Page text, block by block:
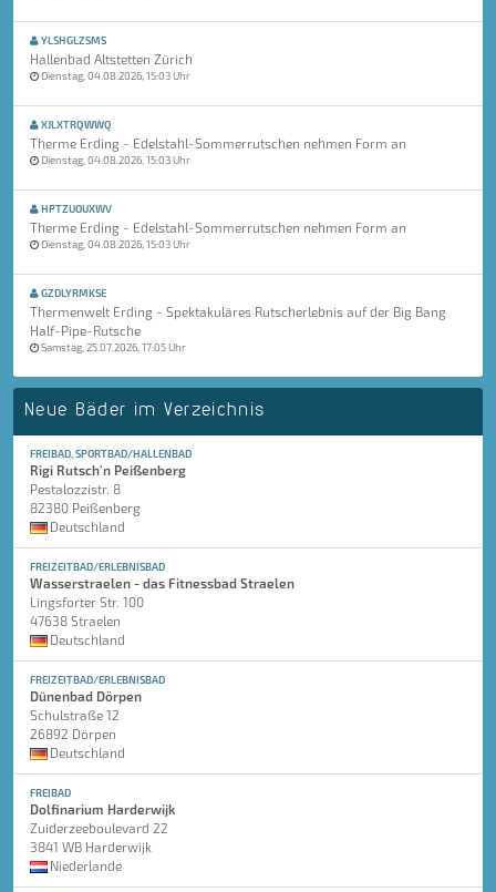
YLSHGLZSMS
Hallenbad Altstetten Zürich
Dienstag, 04.08.2026, 15:03 Uhr
XJLXTRQWWQ
Therme Erding - Edelstahl-Sommerrutschen nehmen Form an
Dienstag, 04.08.2026, 15:03 Uhr
HPTZUOUXWV
Therme Erding - Edelstahl-Sommerrutschen nehmen Form an
Dienstag, 04.08.2026, 15:03 Uhr
GZDLYRMKSE
Thermenwelt Erding - Spektakuläres Rutscherlebnis auf der Big Bang
Half-Pipe-Rutsche
Samstag, 25.07.2026, 17:05 Uhr
Neue Bäder im Verzeichnis
FREIBAD, SPORTBAD/HALLENBAD
Rigi Rutsch'n Peißenberg
Pestalozzistr. 8
82380 Peißenberg
Deutschland
FREIZEITBAD/ERLEBNISBAD
Wasserstraelen - das Fitnessbad Straelen
Lingsforter Str. 100
47638 Straelen
Deutschland
FREIZEITBAD/ERLEBNISBAD
Dünenbad Dörpen
Schulstraße 12
26892 Dörpen
Deutschland
FREIBAD
Dolfinarium Harderwijk
Zuiderzeeboulevard 22
3841 WB Harderwijk
Niederlande